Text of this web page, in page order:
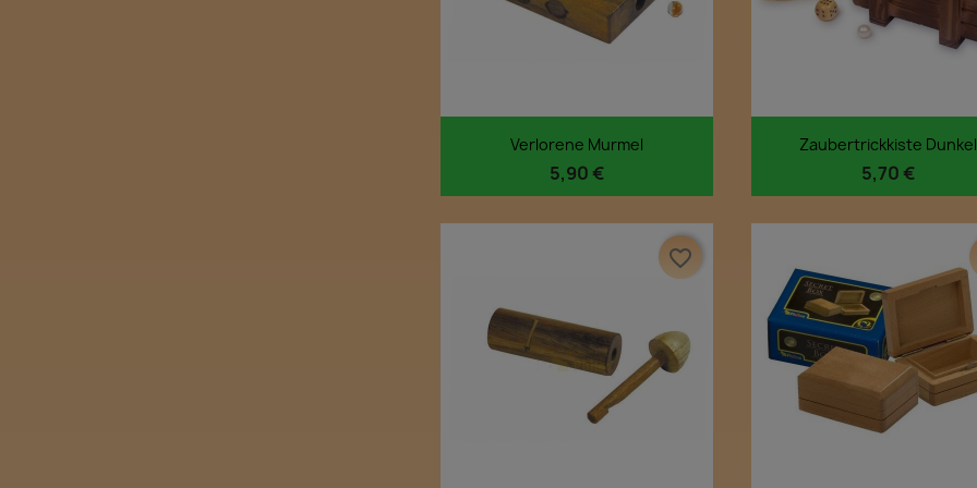
Vorschau
Verlorene Murmel
5,90 €
Vorschau
Zaubertrickkiste Dunkel
5,70 €
favorite_border